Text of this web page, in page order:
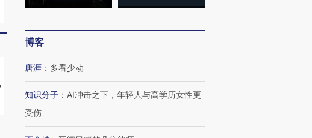
术：是什么让中产们甘
粒摇头丸 尿检体内含3种
度Z世代 用街头抗争将教
【推广】走进第四届链博
会，让数智科技“链”接产
【特别呈现】寻找100种
CFO：不靠规模取胜，华
博客
唐涯 ： 多看少动
知识分子 ： AI冲击之下，年轻人与高学历女性更
受伤